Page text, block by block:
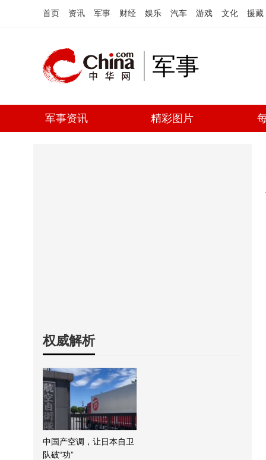
首页 资讯 军事 财经 娱乐 汽车 游戏 文化 援藏
军事
军事资讯 精彩图片
权威解析
中国产空调，让日本自卫
队破“功”